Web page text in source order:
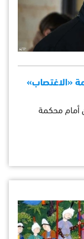
«الاغتصاب»
أمام محكمة